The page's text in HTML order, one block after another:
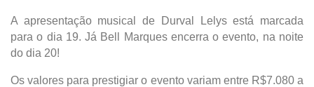
A apresentação musical de Durval Lelys está marcada
para o dia 19. Já Bell Marques encerra o evento, na noite
do dia 20!
Os valores para prestigiar o evento variam entre R$7.080 a